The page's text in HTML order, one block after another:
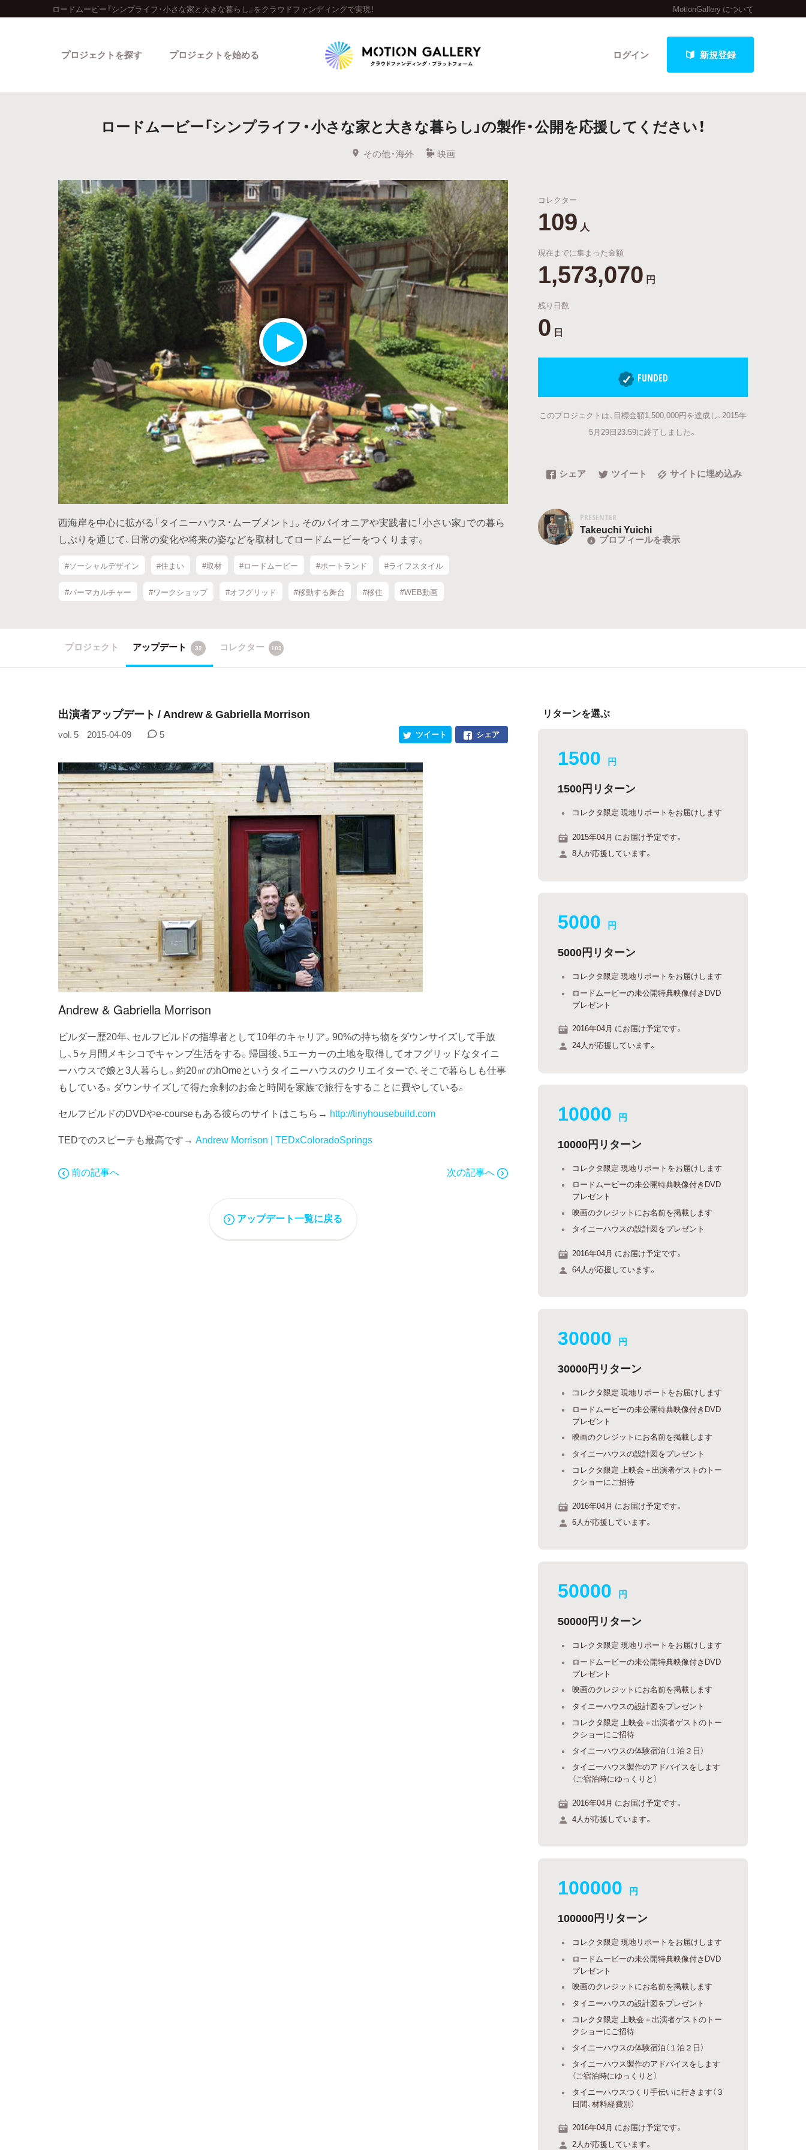
ロードムービー『シンプライフ・小さな家と大きな暮らし』をクラウドファンディングで実現！ MotionGallery について
ログイン 新規登録
プロジェクトを探す
人気のプロジェクト 新着プロジェクト 終了間近のプロジェクト
Feature
カテゴリーから探す タグから探す キュレーターから探す 特集から探す 最新進捗報告から探す
Legendary
最新達成プロジェクト 調達額が大きいプロジェクト
プロジェクトを始める
ロードムービー「シンプライフ・小さな家と大きな暮らし」の製作・公開を応援してください！
その他・海外 映画
西海岸を中心に拡がる「タイニーハウス・ムーブメント」。そのパイオニアや実践者に「小さい家」での暮ら
しぶりを通じて、日常の変化や将来の姿などを取材してロードムービーをつくります。
#ソーシャルデザイン #住まい #取材 #ロードムービー #ポートランド #ライフスタイル
#パーマカルチャー #ワークショップ #オフグリッド #移動する舞台 #移住 #WEB動画
コレクター
109 人
現在までに集まった金額
1,573,070 円
残り日数
0 日
FUNDED
このプロジェクトは、目標金額1,500,000円を達成し、2015年
5月29日23:59に終了しました。
シェア ツイート サイトに埋め込み
PRESENTER
Takeuchi Yuichi
プロフィールを表示
プロジェクト アップデート 32 コレクター 109
出演者アップデート / Andrew & Gabriella Morrison
vol. 5 2015-04-09 5 シェア
ツイート
Andrew & Gabriella Morrison
ビルダー歴20年、セルフビルドの指導者として10年のキャリア。90%の持ち物をダウンサイズして手放
し、5ヶ月間メキシコでキャンプ生活をする。帰国後、5エーカーの土地を取得してオフグリッドなタイニ
ーハウスで娘と3人暮らし。約20㎡のhOmeというタイニーハウスのクリエイターで、そこで暮らしも仕事
もしている。ダウンサイズして得た余剰のお金と時間を家族で旅行をすることに費やしている。
セルフビルドのDVDやe-courseもある彼らのサイトはこちら→ http://tinyhousebuild.com
TEDでのスピーチも最高です→ Andrew Morrison | TEDxColoradoSprings
前の記事へ 次の記事へ
アップデート一覧に戻る
リターンを選ぶ
1500 円
1500円リターン
コレクタ限定 現地リポートをお届けします
2015年04月 にお届け予定です。
8人が応援しています。
5000 円
5000円リターン
コレクタ限定 現地リポートをお届けします
ロードムービーの未公開特典映像付きDVD
プレゼント
2016年04月 にお届け予定です。
24人が応援しています。
10000 円
10000円リターン
コレクタ限定 現地リポートをお届けします
ロードムービーの未公開特典映像付きDVD
プレゼント
映画のクレジットにお名前を掲載します
タイニーハウスの設計図をプレゼント
2016年04月 にお届け予定です。
64人が応援しています。
30000 円
30000円リターン
コレクタ限定 現地リポートをお届けします
ロードムービーの未公開特典映像付きDVD
プレゼント
映画のクレジットにお名前を掲載します
タイニーハウスの設計図をプレゼント
コレクタ限定 上映会＋出演者ゲストのトー
クショーにご招待
2016年04月 にお届け予定です。
6人が応援しています。
50000 円
50000円リターン
コレクタ限定 現地リポートをお届けします
ロードムービーの未公開特典映像付きDVD
プレゼント
映画のクレジットにお名前を掲載します
タイニーハウスの設計図をプレゼント
コレクタ限定 上映会＋出演者ゲストのトー
クショーにご招待
タイニーハウスの体験宿泊（１泊２日）
タイニーハウス製作のアドバイスをします
（ご宿泊時にゆっくりと）
2016年04月 にお届け予定です。
4人が応援しています。
100000 円
100000円リターン
コレクタ限定 現地リポートをお届けします
ロードムービーの未公開特典映像付きDVD
プレゼント
映画のクレジットにお名前を掲載します
タイニーハウスの設計図をプレゼント
コレクタ限定 上映会＋出演者ゲストのトー
クショーにご招待
タイニーハウスの体験宿泊（１泊２日）
タイニーハウス製作のアドバイスをします
（ご宿泊時にゆっくりと）
タイニーハウスつくり手伝いに行きます（３
日間、材料経費別）
2016年04月 にお届け予定です。
2人が応援しています。